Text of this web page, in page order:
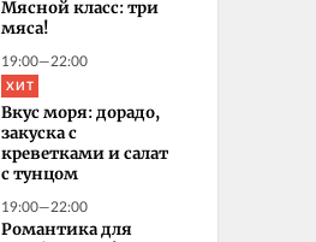
Мясной класс: три
мяса!
19:00—22:00
ХИТ
Вкус моря: дорадо,
закуска с
креветками и салат
с тунцом
19:00—22:00
Романтика для